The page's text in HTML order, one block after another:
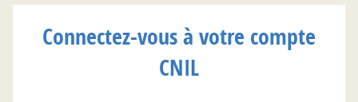
Connectez-vous à votre compte
CNIL